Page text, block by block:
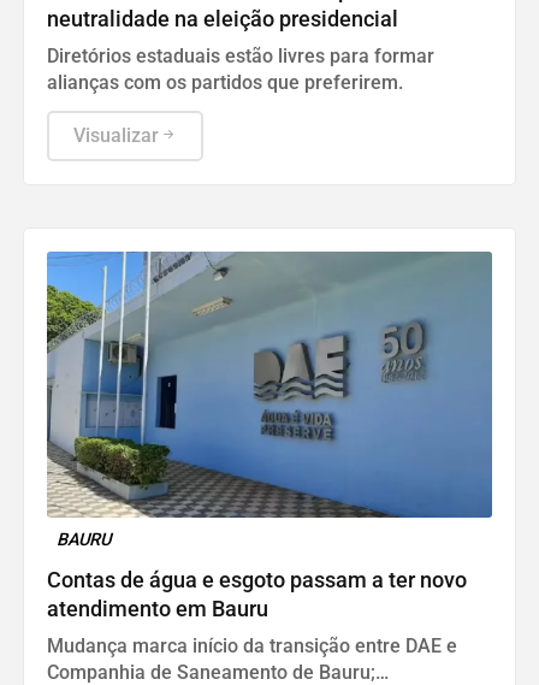
neutralidade na eleição presidencial
Diretórios estaduais estão livres para formar
alianças com os partidos que preferirem.
Visualizar
BAURU
Contas de água e esgoto passam a ter novo
atendimento em Bauru
Mudança marca início da transição entre DAE e
Companhia de Saneamento de Bauru;